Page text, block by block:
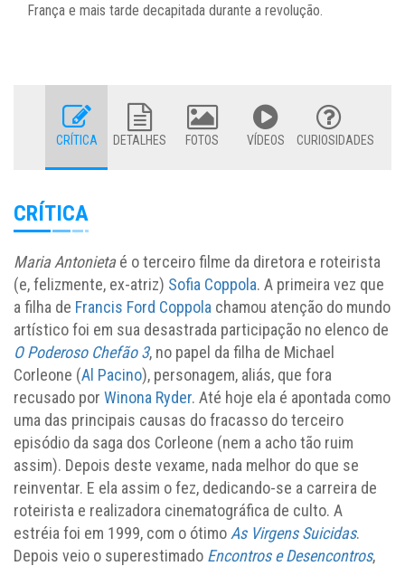
França e mais tarde decapitada durante a revolução.
CRÍTICA DETALHES FOTOS VÍDEOS CURIOSIDADES
CRÍTICA
Maria Antonietaé o terceiro filme da diretora e roteirista
(e, felizmente, ex-atriz) Sofia Coppola. A primeira vez que
a filha de Francis Ford Coppola chamou atenção do mundo
artístico foi em sua desastrada participação no elenco de
O Poderoso Chefão 3, no papel da filha de Michael
Corleone (Al Pacino), personagem, aliás, que fora
recusado por Winona Ryder. Até hoje ela é apontada como
uma das principais causas do fracasso do terceiro
episódio da saga dos Corleone (nem a acho tão ruim
assim). Depois deste vexame, nada melhor do que se
reinventar. E ela assim o fez, dedicando-se a carreira de
roteirista e realizadora cinematográfica de culto. A
estréia foi em 1999, com o ótimo As Virgens Suicidas.
Depois veio o superestimado Encontros e Desencontros,